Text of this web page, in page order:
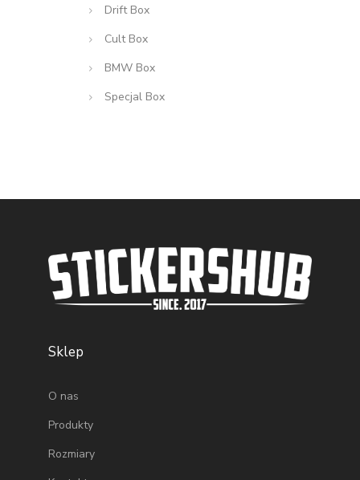
Drift Box
Cult Box
BMW Box
Specjal Box
Sklep
O nas
Produkty
Rozmiary